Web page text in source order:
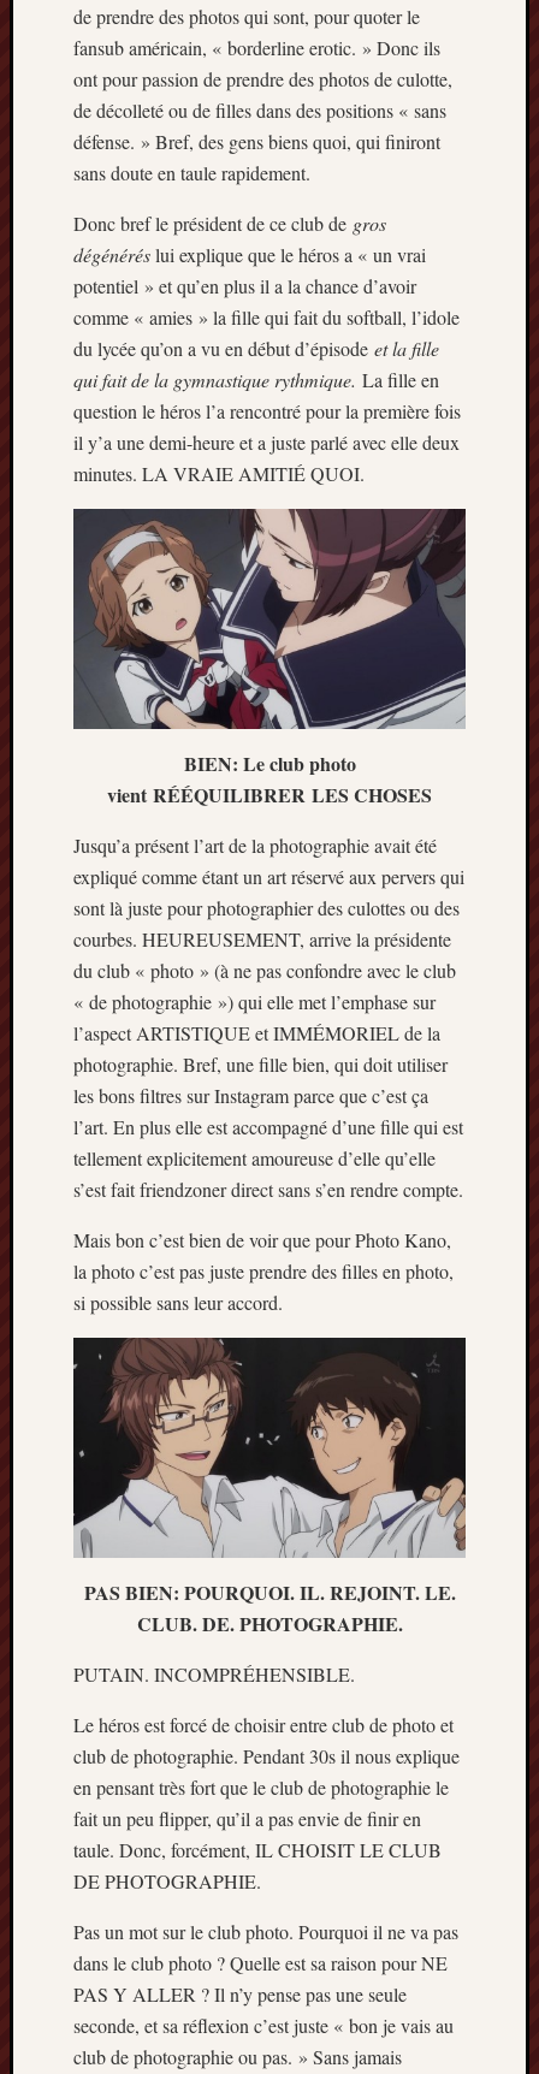
de prendre des photos qui sont, pour quoter le
fansub américain, « borderline erotic. » Donc ils
ont pour passion de prendre des photos de culotte,
de décolleté ou de filles dans des positions « sans
défense. » Bref, des gens biens quoi, qui finiront
sans doute en taule rapidement.
Donc bref le président de ce club de gros
dégénéréslui explique que le héros a « un vrai
potentiel » et qu’en plus il a la chance d’avoir
comme « amies » la fille qui fait du softball, l’idole
du lycée qu’on a vu en début d’épisode et la fille
qui fait de la gymnastique rythmique. La fille en
question le héros l’a rencontré pour la première fois
il y’a une demi-heure et a juste parlé avec elle deux
minutes. LA VRAIE AMITIÉ QUOI.
BIEN: Le club photo
vient RÉÉQUILIBRER LES CHOSES
Jusqu’a présent l’art de la photographie avait été
expliqué comme étant un art réservé aux pervers qui
sont là juste pour photographier des culottes ou des
courbes. HEUREUSEMENT, arrive la présidente
du club « photo » (à ne pas confondre avec le club
« de photographie ») qui elle met l’emphase sur
l’aspect ARTISTIQUE et IMMÉMORIEL de la
photographie. Bref, une fille bien, qui doit utiliser
les bons filtres sur Instagram parce que c’est ça
l’art. En plus elle est accompagné d’une fille qui est
tellement explicitement amoureuse d’elle qu’elle
s’est fait friendzoner direct sans s’en rendre compte.
Mais bon c’est bien de voir que pour Photo Kano,
la photo c’est pas juste prendre des filles en photo,
si possible sans leur accord.
PAS BIEN: POURQUOI. IL. REJOINT. LE.
CLUB. DE. PHOTOGRAPHIE.
PUTAIN. INCOMPRÉHENSIBLE.
Le héros est forcé de choisir entre club de photo et
club de photographie. Pendant 30s il nous explique
en pensant très fort que le club de photographie le
fait un peu flipper, qu’il a pas envie de finir en
taule. Donc, forcément, IL CHOISIT LE CLUB
DE PHOTOGRAPHIE.
Pas un mot sur le club photo. Pourquoi il ne va pas
dans le club photo ? Quelle est sa raison pour NE
PAS Y ALLER ? Il n’y pense pas une seule
seconde, et sa réflexion c’est juste « bon je vais au
club de photographie ou pas. » Sans jamais